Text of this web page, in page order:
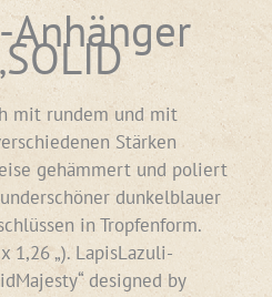
Anhänger
mit rundem und mit
Stärken
gehämmert und poliert
dunkelblauer
in Tropfenform.
1,26 „). LapisLazuli-
designed by